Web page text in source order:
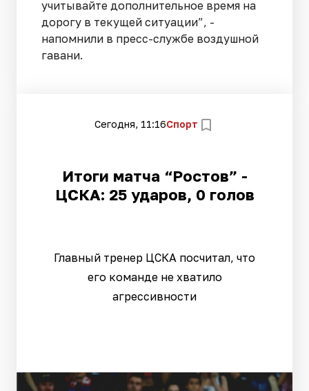
учитывайте дополнительное время на
дорогу в текущей ситуации”, -
напомнили в пресс-службе воздушной
гавани.
Сегодня, 11:16Спорт
Итоги матча “Ростов” -
ЦСКА: 25 ударов, 0 голов
Главный тренер ЦСКА посчитал, что
его команде не хватило
агрессивности